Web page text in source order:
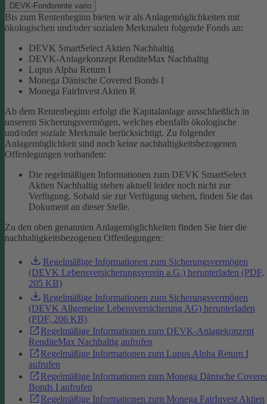
DEVK-Fondsrente vario
Bis zum Rentenbeginn bieten wir als Anlagemöglichkeiten mit
ökologischen und/oder sozialen Merkmalen folgende Fonds an:
DEVK SmartSelect Aktien Nachhaltig
DEVK-Anlagekonzept RenditeMax Nachhaltig
Lupus Alpha Return I
Monega Dänische Covered Bonds I
Monega FairInvest Aktien R
Ab dem Rentenbeginn erfolgt die Kapitalanlage ausschließlich in
unserem Sicherungsvermögen, welches ebenfalls ökologische
und/oder soziale Merkmale berücksichtigt. Zu folgender
Anlagemöglichkeit sind noch keine nachhaltigkeitsbezogenen
Offenlegungen vorhanden:
Die regelmäßigen Informationen zum DEVK SmartSelect
Aktien Nachhaltig stehen aktuell leider noch nicht zur
Verfügung. Sobald sie zur Verfügung stehen, finden Sie das
Dokument an dieser Stelle.
Zu den oben genannten Anlagemöglichkeiten finden Sie hier die
nachhaltigkeitsbezogenen Offenlegungen:
Regelmäßige Informationen zum Sicherungsvermögen
(DEVK Lebensversicherungsverein a.G.) herunterladen (PDF,
205 KB)
Regelmäßige Informationen zum Sicherungsvermögen
(DEVK Allgemeine Lebensversicherung AG) herunterladen
(PDF, 206 KB)
Regelmäßige Informationen zum DEVK-Anlagekonzept
RenditeMax Nachhaltig aufrufen
Regelmäßige Informationen zum Lupus Alpha Return I
aufrufen
Regelmäßige Informationen zum Monega Dänische
Bonds I aufrufen
Regelmäßige Informationen zum Monega FairInvest Aktien